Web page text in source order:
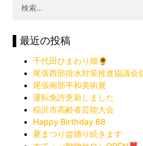
▌最近の投稿
千代田ひまわり畑🌻
尾張西部排水対策推進協議会
尾張南部平和美術展
運転免許更新しました
稲沢市高齢者芸能大会
Happy Birthday 68
夏まつり盆踊り続きます